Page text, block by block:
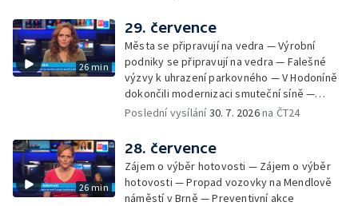
organismus — Kybernetický incident na
Masarykově univerzitě — Slavnostní
vyřazení absolventů Univerzity obran —
Letní kurzy umění pro mladé — Mobilní
kurníky pomáhají na poli
26 min
29. července
Města se připravují na vedra — Výrobní
podniky se připravují na vedra — Falešné
výzvy k uhrazení parkovného — V Hodoníně
dokončili modernizaci smuteční síně —
Chybějící toalety u dětských hřišť —
bývalého nákupního domu Letná — Končí 52.
ročník Letní filmové školy — 3. ročník
komunitní akce Stůl ve středu — Cesta na
podporu paliativní péče
Poslední vysílání30. 7. 2026na ČT24
26 min
28. července
Zájem o výběr hotovosti — Zájem o výběr
hotovosti — Propad vozovky na Mendlově
náměstí v Brně — Preventivní akce